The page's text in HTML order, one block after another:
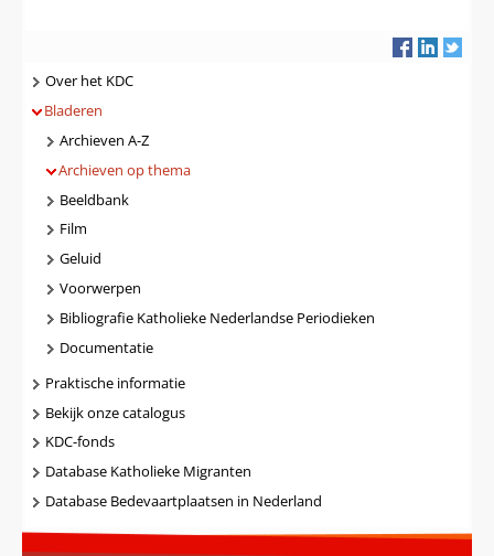
Navigatie
Over het KDC
Bladeren
Archieven A-Z
Archieven op thema
Beeldbank
Film
Geluid
Voorwerpen
Bibliografie Katholieke Nederlandse Periodieken
Documentatie
Praktische informatie
Bekijk onze catalogus
KDC-fonds
Database Katholieke Migranten
Database Bedevaartplaatsen in Nederland